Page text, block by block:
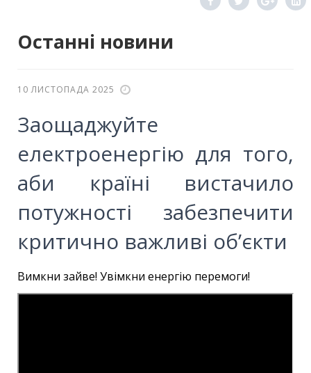
Останні новини
10 ЛИСТОПАДА 2025
Заощаджуйте
електроенергію для того,
аби країні вистачило
потужності забезпечити
критично важливі об’єкти
Вимкни зайве! Увімкни енергію перемоги!